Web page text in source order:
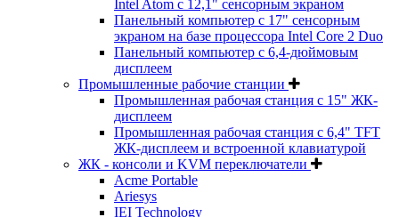
Intel Atom с 12,1" сенсорным экраном
Панельный компьютер с 17" сенсорным
экраном на базе процессора Intel Core 2 Duo
Панельный компьютер с 6,4-дюймовым
дисплеем
Промышленные рабочие станции
Промышленная рабочая станция с 15" ЖК-
дисплеем
Промышленная рабочая станция с 6,4" TFT
ЖК-дисплеем и встроенной клавиатурой
ЖК - консоли и KVM переключатели
Acme Portable
Ariesys
IEI Technology